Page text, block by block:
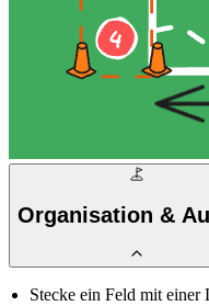
Organisation &
Stecke ein Feld mit einer